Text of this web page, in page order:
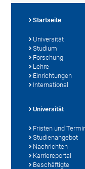
Startseite
Universität
Studium
Forschung
Lehre
Einrichtungen
International
Universität
Fristen und
Studienangebot
Nachrichten
Karriereportal
Beschäftigte